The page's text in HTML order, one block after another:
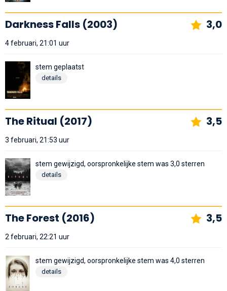
Darkness Falls (2003) 3,0
4 februari, 21:01 uur
stem geplaatst
details
The Ritual (2017) 3,5
3 februari, 21:53 uur
stem gewijzigd, oorspronkelijke stem was 3,0 sterren
details
The Forest (2016) 3,5
2 februari, 22:21 uur
stem gewijzigd, oorspronkelijke stem was 4,0 sterren
details